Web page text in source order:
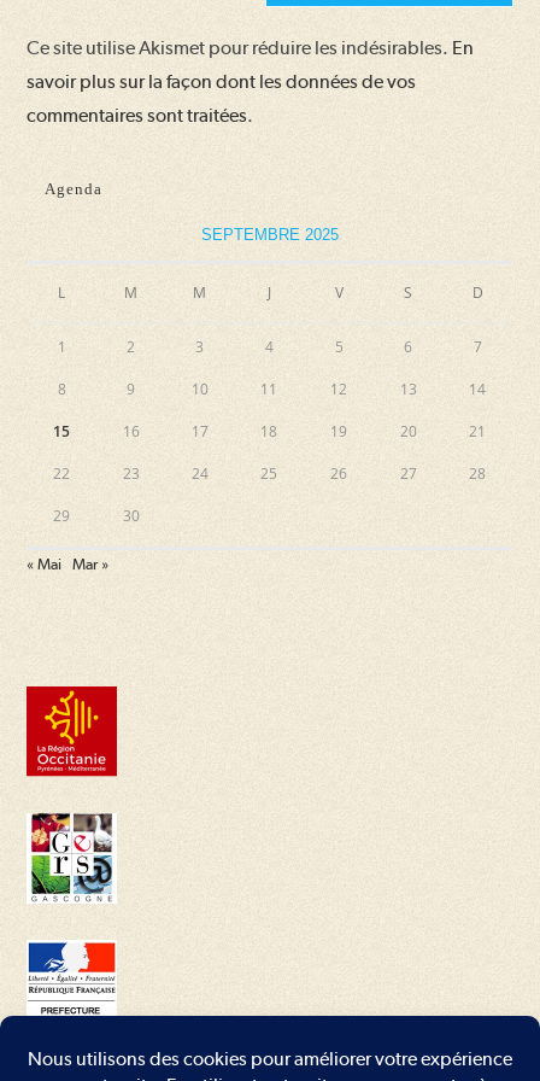
(facultatif)
Ce site utilise Akismet pour réduire les indésirables. En
savoir plus sur la façon dont les données de vos
commentaires sont traitées.
Agenda
SEPTEMBRE 2025
L M M J V S D
1 2 3 4 5 6 7
8 9 10 11 12 13 14
15 16 17 18 19 20 21
22 23 24 25 26 27 28
29 30
« Mai Mar »